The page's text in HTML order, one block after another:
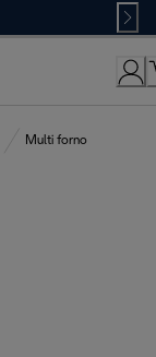
Multi forno